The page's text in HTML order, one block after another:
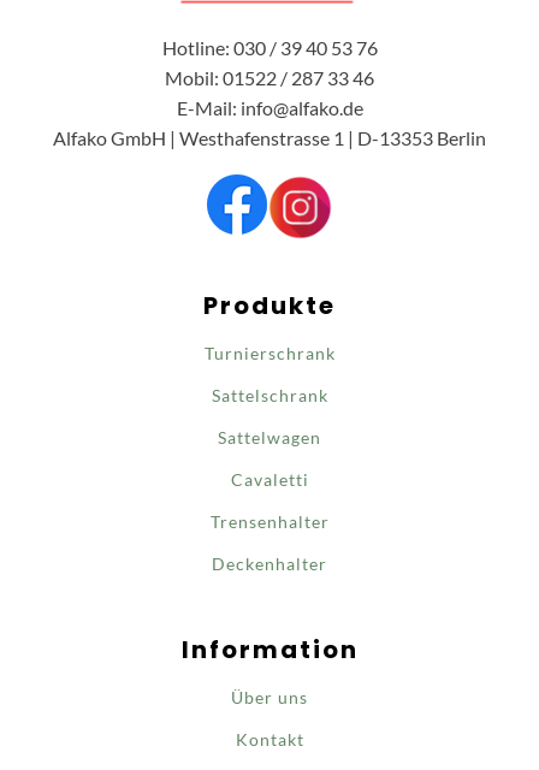
Hotline: 030 / 39 40 53 76
Mobil: 01522 / 287 33 46
E-Mail: info@alfako.de
Alfako GmbH | Westhafenstrasse 1 | D-13353 Berlin
Produkte
Turnierschrank
Sattelschrank
Sattelwagen
Cavaletti
Trensenhalter
Deckenhalter
Information
Über uns
Kontakt